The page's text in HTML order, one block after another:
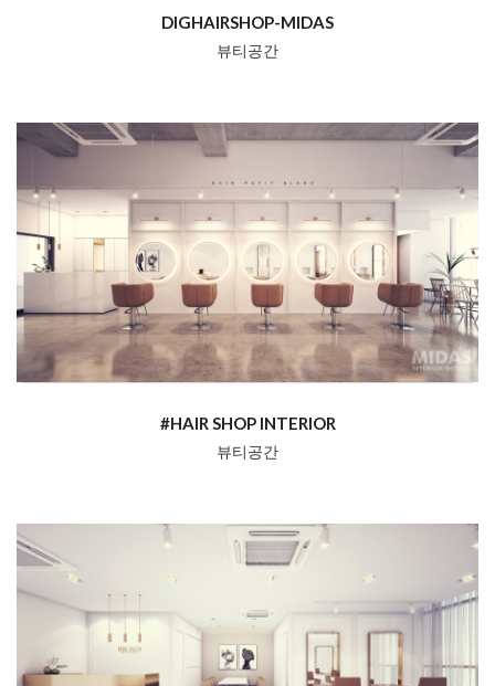
DIGHAIRSHOP-MIDAS
뷰티공간
#HAIR SHOP INTERIOR
뷰티공간